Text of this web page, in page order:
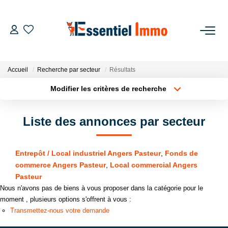
Notre Groupe
Notre Équipe
Notre Agence
Accueil Recherche par secteur Résultats
Modifier les critères de recherche
Sélectionnez...
Budget max
Plus de critères Créer une alerte
Liste des annonces par secteur
Entrepôt / Local industriel Angers Pasteur, Fonds de
commerce Angers Pasteur, Local commercial Angers
Pasteur
Nous n'avons pas de biens à vous proposer dans la catégorie pour le
moment , plusieurs options s'offrent à vous :
Transmettez-nous votre demande